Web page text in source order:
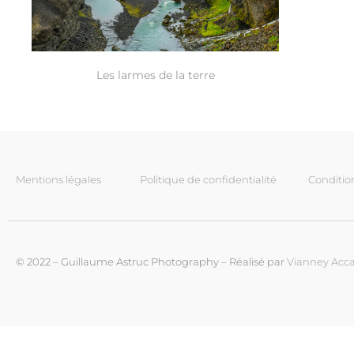
Les larmes de la terre
Mentions légales Politique de confidentialité
© 2022 – Guillaume Astruc Photography – Réalisé parVianney